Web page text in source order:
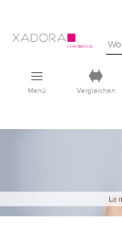
Menü Vergleichen